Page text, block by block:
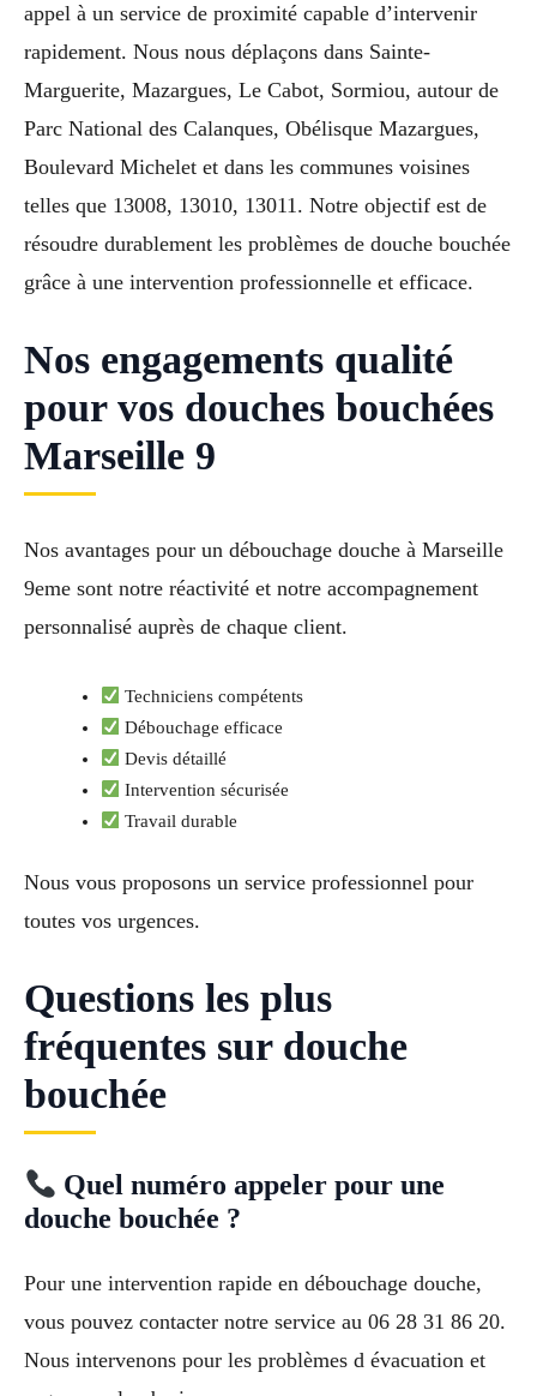
appel à un service de proximité capable d’intervenir
rapidement. Nous nous déplaçons dans Sainte-
Marguerite, Mazargues, Le Cabot, Sormiou, autour de
Parc National des Calanques, Obélisque Mazargues,
Boulevard Michelet et dans les communes voisines
telles que 13008, 13010, 13011. Notre objectif est de
résoudre durablement les problèmes de douche bouchée
grâce à une intervention professionnelle et efficace.
Nos engagements qualité
pour vos douches bouchées
Marseille 9
Nos avantages pour un débouchage douche à Marseille
9eme sont notre réactivité et notre accompagnement
personnalisé auprès de chaque client.
Techniciens compétents
Débouchage efficace
Devis détaillé
Intervention sécurisée
Travail durable
Nous vous proposons un service professionnel pour
toutes vos urgences.
Questions les plus
fréquentes sur douche
bouchée
Quel numéro appeler pour une
douche bouchée ?
Pour une intervention rapide en débouchage douche,
vous pouvez contacter notre service au 06 28 31 86 20.
Nous intervenons pour les problèmes d évacuation et